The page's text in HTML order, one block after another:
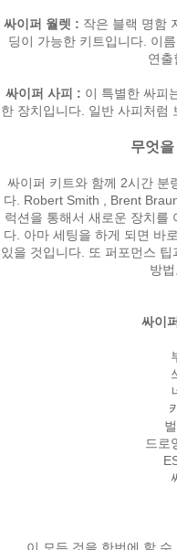
페이코 라이
싸이퍼 월렛 : 작은 블랙 명함
딩이 가능한 키트입니다. 이
연출
싸이퍼 사피 : 이 특별한 싸피
한 장치입니다. 일반 사피처럼
무엇
싸이퍼 키트와 함께 2시간 분
다. Robert Smith , Brent
럭션을 통해서 새로운 장치를
다. 아마 세팅을 하게 되면 바
있을 것입니다. 또 퍼포먼스
방
싸이
드로